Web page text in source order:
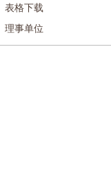
表格下载
理事单位